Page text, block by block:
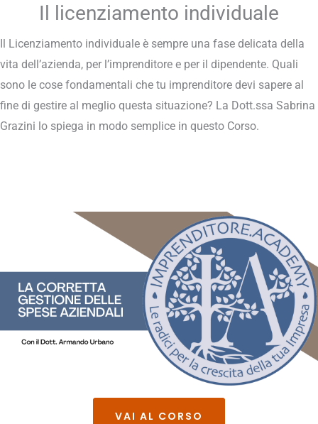
Il licenziamento individuale
Il Licenziamento individuale è sempre una fase delicata della
vita dell’azienda, per l’imprenditore e per il dipendente. Quali
sono le cose fondamentali che tu imprenditore devi sapere al
fine di gestire al meglio questa situazione? La Dott.ssa Sabrina
Grazini lo spiega in modo semplice in questo Corso.
VAI AL CORSO